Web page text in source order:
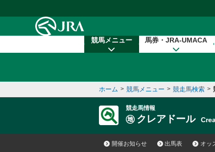
競馬メニュー 馬券・JRA-UMACA
ホーム > 競馬メニュー > 競走馬検索 >
競走馬情報
クレアドール
開催お知らせ 出馬表 オッ